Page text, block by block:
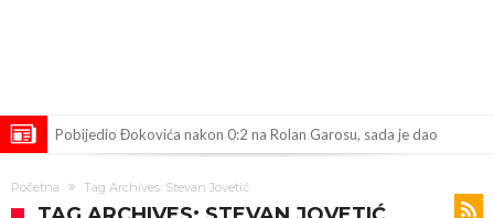
Pobijedio Đokovića nakon 0:2 na Rolan Garosu, sada je dao
daleko”
Koliko traži PSG i koji je Liverpulov “plafon” za Bredlija Barkolu?
Početna Tag Archives: Stevan Jovetić